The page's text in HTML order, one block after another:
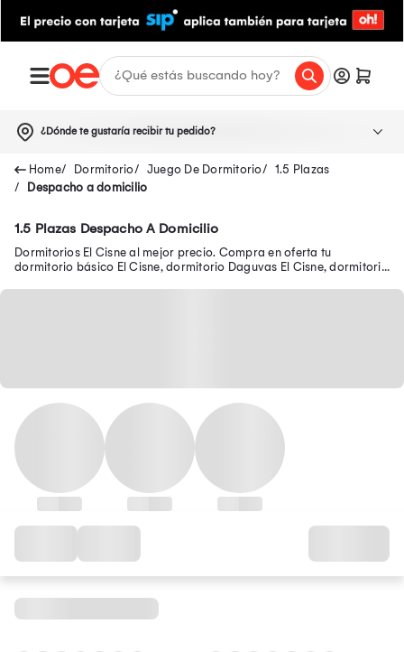
¿Dónde te gustaría recibir tu pedido?
Dormitorio Juego De Dormitorio
1.5 Plazas
Despacho a domicilio
1.5 Plazas Despacho A Domicilio
Dormitorios El Cisne al mejor precio. Compra en oferta tu
dormitorio básico El Cisne, dormitorio Daguvas El Cisne, dormitorio